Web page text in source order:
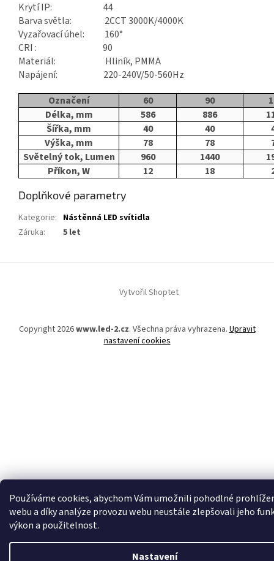
Používáme cookies, abychom Vám umožnili pohodlné
webu a díky analýze provozu webu neustále zlepšovali jeho
výkon a použitelnost.
Nastavení
Krytí IP: 44
Barva světla: 2CCT 3000K/4000K
Vyzařovací úhel: 160°
CRI : 90
Materiál: Hliník, PMMA
Napájení: 220-240V/50-560Hz
Označení
60 90
Délka, mm
586 886
Šířka, mm
40 40
Výška, mm
78 78
Světelný tok, Lumen
960 1440
Příkon, W
12 18
Doplňkové parametry
Kategorie: Nástěnná LED svítidla
Záruka: 5 let
Vytvořil Shoptet
Copyright 2026www.led-2.cz. Všechna práva vyhrazena.Upravit
nastavení cookies